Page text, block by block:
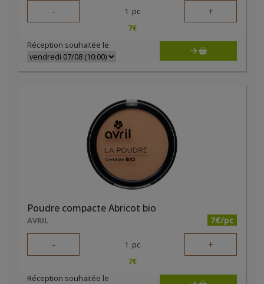
- 1 pc +
7€
Réception souhaitée le
Poudre compacte Abricot bio
AVRIL 7€/pc
- 1 pc +
7€
Réception souhaitée le